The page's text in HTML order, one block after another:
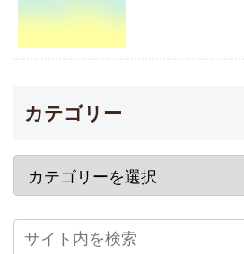
カテゴリー